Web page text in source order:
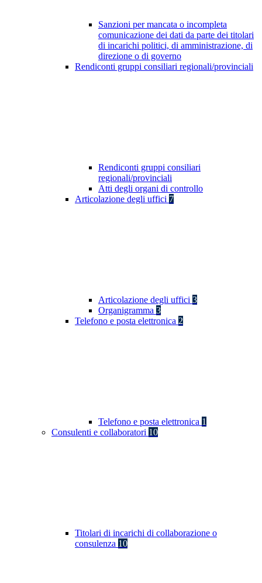
Sanzioni per mancata o incompleta
comunicazione dei dati da parte dei titolari
di incarichi politici, di amministrazione, di
direzione o di governo
Rendiconti gruppi consiliari regionali/provinciali
Rendiconti gruppi consiliari
regionali/provinciali
Atti degli organi di controllo
Articolazione degli uffici 7
Articolazione degli uffici 3
Organigramma 3
Telefono e posta elettronica 2
Telefono e posta elettronica 1
Consulenti e collaboratori 10
Titolari di incarichi di collaborazione o
consulenza 10